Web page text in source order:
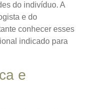
do indivíduo. A
e do
conhecer esses
indicado para
e